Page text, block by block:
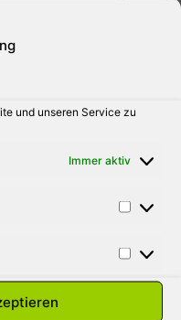
und unseren Service zu
Immer aktiv
und
wie darauf
Wetterlage
durch